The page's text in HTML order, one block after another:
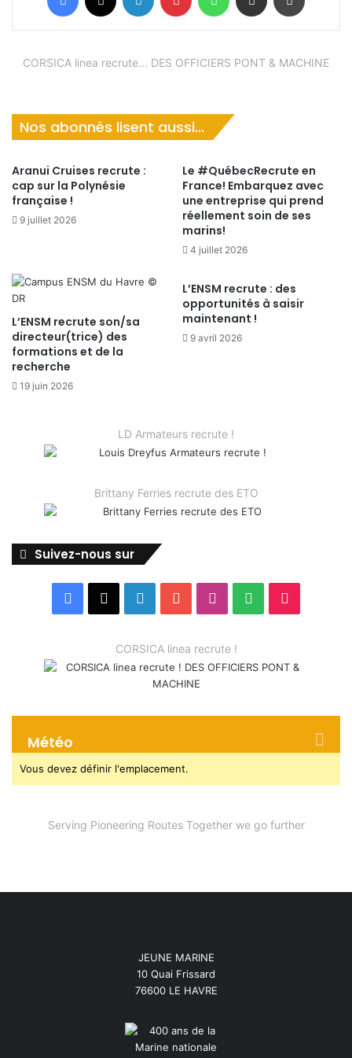
CORSICA linea recrute... DES OFFICIERS PONT & MACHINE
Nos abonnés lisent aussi...
Aranui Cruises recrute :
cap sur la Polynésie
française !
9 juillet 2026
Le #QuébecRecrute en
France! Embarquez avec
une entreprise qui prend
réellement soin de ses
marins!
4 juillet 2026
L’ENSM recrute son/sa
directeur(trice) des
formations et de la
recherche
19 juin 2026
L’ENSM recrute : des
opportunités à saisir
maintenant !
9 avril 2026
LD Armateurs recrute !
Brittany Ferries recrute des ETO
Suivez-nous sur
Facebook LinkedinYouTubeInstagram
Spotify
CORSICA linea recrute !
Météo
Vous devez définir l'emplacement.
Serving Pioneering Routes Together we go further
JEUNE MARINE
10 Quai Frissard
76600 LE HAVRE